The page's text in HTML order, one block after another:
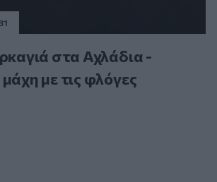
στα Αχλάδια -
με τις φλόγες